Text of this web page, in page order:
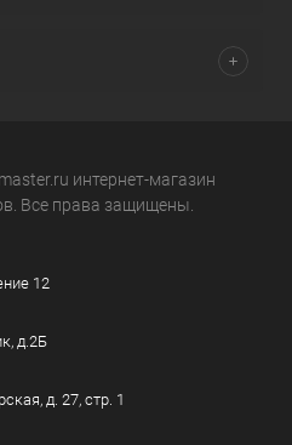
интернет-магазин
Все права защищены.
12
д.2Б
д. 27, стр. 1